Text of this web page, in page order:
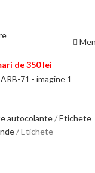
de 350 lei
autocolante
Etichete
Etichete